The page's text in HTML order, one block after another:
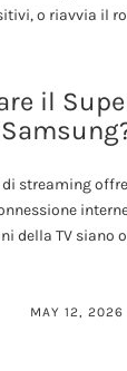
o riavvia il
il
streaming
della TV siano
MAY 12, 2026